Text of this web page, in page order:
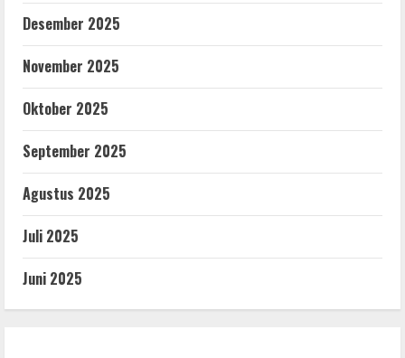
Desember 2025
November 2025
Oktober 2025
September 2025
Agustus 2025
Juli 2025
Juni 2025